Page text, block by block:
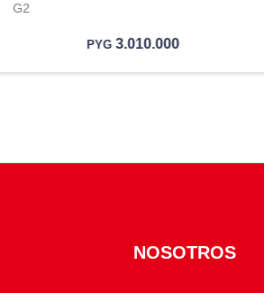
G2
PYG 3.010.000
NOSOTROS